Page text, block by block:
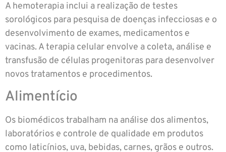
A hemoterapia inclui a realização de testes
sorológicos para pesquisa de doenças infecciosas e o
desenvolvimento de exames, medicamentos e
vacinas. A terapia celular envolve a coleta, análise e
transfusão de células progenitoras para desenvolver
novos tratamentos e procedimentos.
Alimentício
Os biomédicos trabalham na análise dos alimentos,
laboratórios e controle de qualidade em produtos
como laticínios, uva, bebidas, carnes, grãos e outros.